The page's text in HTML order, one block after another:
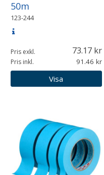
50m
123-244
Pris exkl. 73.17
Pris inkl. 91.46
Visa